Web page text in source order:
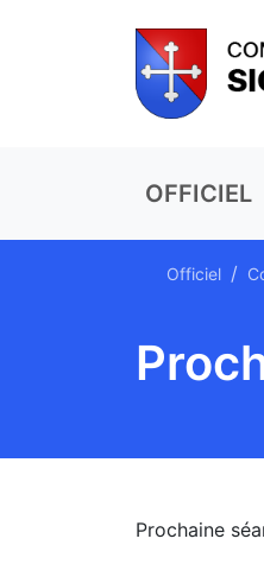
OFFICIEL
Officiel
Prochaine